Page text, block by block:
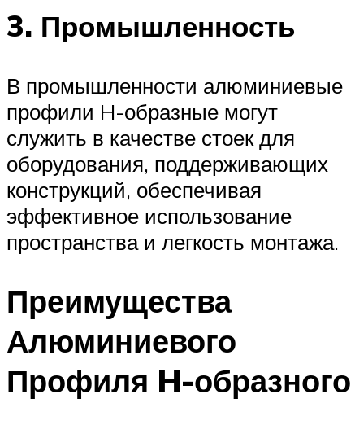
3. Промышленность
В промышленности алюминиевые
профили H-образные могут
служить в качестве стоек для
оборудования, поддерживающих
конструкций, обеспечивая
эффективное использование
пространства и легкость монтажа.
Преимущества
Алюминиевого
Профиля H-образного